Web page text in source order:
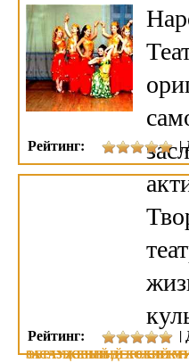
ОБРАЗЦОВЫЙ ДЕТСКИЙ
Рейтинг: |
ЗАСЛУЖЕННЫЙ
Рейтинг: |